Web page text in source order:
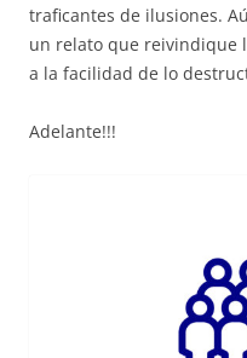
traficantes de ilusiones.
un relato que reivindique
a la facilidad de lo
Adelante!!!